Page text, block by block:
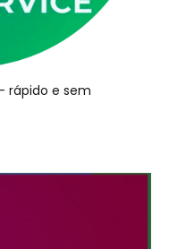
rápido e sem